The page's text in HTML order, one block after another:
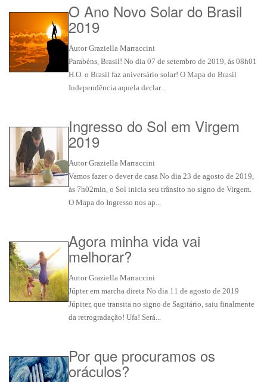
O Ano Novo Solar do Brasil
2019
Autor Graziella Marraccini
Parabéns, Brasil! No dia 07 de setembro de 2019, às 08h01
H.O. o Brasil faz aniversário solar! O Mapa do Brasil
Independência aquela declar...
Ingresso do Sol em Virgem
2019
Autor Graziella Marraccini
Vamos fazer o dever de casa No dia 23 de agosto de 2019,
às 7h02min, o Sol inicia seu trânsito no signo de Virgem.
O Mapa do Ingresso nos ap...
Agora minha vida vai
melhorar?
Autor Graziella Marraccini
Júpter em marcha direta No dia 11 de agosto de 2019
Júpiter, que transita no signo de Sagitário, saiu finalmente
da retrogradação! Ufa! Será...
Por que procuramos os
oráculos?